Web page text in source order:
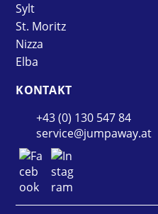
Sylt
St. Moritz
Nizza
Elba
KONTAKT
+43 (0) 130 547 84
service@jumpaway.at